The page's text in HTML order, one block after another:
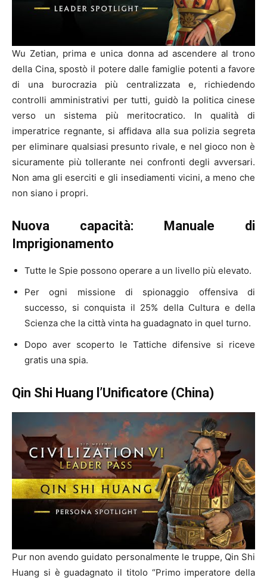
Wu Zetian, prima e unica donna ad ascendere al trono
della Cina, spostò il potere dalle famiglie potenti a favore
di una burocrazia più centralizzata e, richiedendo
controlli amministrativi per tutti, guidò la politica cinese
verso un sistema più meritocratico. In qualità di
imperatrice regnante, si affidava alla sua polizia segreta
per eliminare qualsiasi presunto rivale, e nel gioco non è
sicuramente più tollerante nei confronti degli avversari.
Non ama gli eserciti e gli insediamenti vicini, a meno che
non siano i propri.
Nuova capacità: Manuale di
Imprigionamento
Tutte le Spie possono operare a un livello più elevato.
Per ogni missione di spionaggio offensiva di
successo, si conquista il 25% della Cultura e della
Scienza che la città vinta ha guadagnato in quel turno.
Dopo aver scoperto le Tattiche difensive si riceve
gratis una spia.
Qin Shi Huang l’Unificatore (China)
Pur non avendo guidato personalmente le truppe, Qin Shi
Huang si è guadagnato il titolo “Primo imperatore della